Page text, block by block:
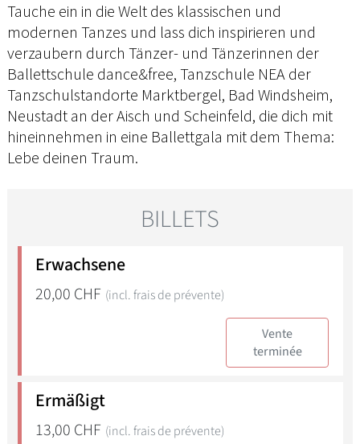
Tauche ein in die Welt des klassischen und
modernen Tanzes und lass dich inspirieren und
verzaubern durch Tänzer- und Tänzerinnen der
Ballettschule dance&free, Tanzschule NEA der
Tanzschulstandorte Marktbergel, Bad Windsheim,
Neustadt an der Aisch und Scheinfeld, die dich mit
hineinnehmen in eine Ballettgala mit dem Thema:
Lebe deinen Traum.